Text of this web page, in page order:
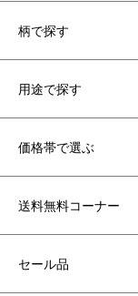
柄で探す
用途で探す
価格帯で選ぶ
送料無料コーナー
セール品